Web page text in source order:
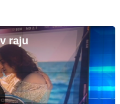
raju